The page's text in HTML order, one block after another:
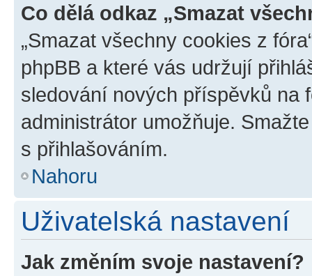
Co dělá odkaz „Smazat
„Smazat všechny cookies z
phpBB a které vás udržují
sledování nových příspěvků na
administrátor umožňuje.
s přihlašováním.
Nahoru
Uživatelská nastavení
Jak změním svoje nastavení?